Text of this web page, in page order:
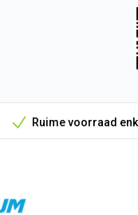
Ruime voorraad